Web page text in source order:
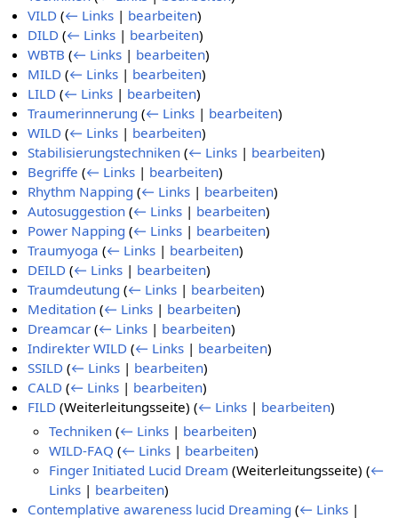
VILD (← Links | bearbeiten)
DILD (← Links | bearbeiten)
WBTB (← Links | bearbeiten)
MILD (← Links | bearbeiten)
LILD (← Links | bearbeiten)
Traumerinnerung (← Links | bearbeiten)
WILD (← Links | bearbeiten)
Stabilisierungstechniken (← Links | bearbeiten)
Begriffe (← Links | bearbeiten)
Rhythm Napping (← Links | bearbeiten)
Autosuggestion (← Links | bearbeiten)
Power Napping (← Links | bearbeiten)
Traumyoga (← Links | bearbeiten)
DEILD (← Links | bearbeiten)
Traumdeutung (← Links | bearbeiten)
Meditation (← Links | bearbeiten)
Dreamcar (← Links | bearbeiten)
Indirekter WILD (← Links | bearbeiten)
SSILD (← Links | bearbeiten)
CALD (← Links | bearbeiten)
FILD (Weiterleitungsseite)(← Links | bearbeiten)
Techniken (← Links | bearbeiten)
WILD-FAQ (← Links | bearbeiten)
Finger Initiated Lucid Dream (Weiterleitungsseite)(←
Links | bearbeiten)
Contemplative awareness lucid Dreaming (← Links |